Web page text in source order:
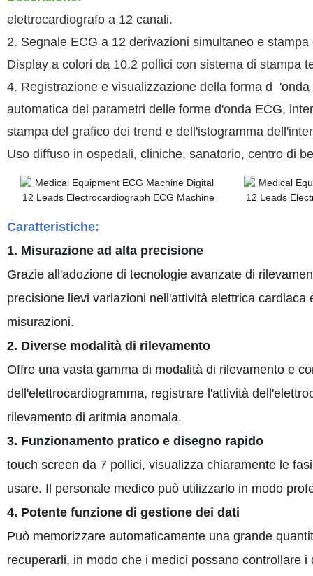
elettrocardiografo a 12 canali.
2. Segnale ECG a 12 derivazioni simultaneo e
Display a colori da 10.2 pollici con sistema di stampa
4. Registrazione e visualizzazione della forma d
automatica dei parametri delle forme d'onda ECG,
stampa del grafico dei trend e dell'istogramma
Uso diffuso in ospedali, cliniche, sanatorio, centro di
Caratteristiche:
1. Misurazione ad alta precisione
Grazie all'adozione di tecnologie avanzate di
precisione lievi variazioni nell'attività elettrica
misurazioni.
2. Diverse modalità di rilevamento
Offre una vasta gamma di modalità di rilevamento e
dell'elettrocardiogramma, registrare l'attività
rilevamento di aritmia anomala.
3. Funzionamento pratico e disegno rapido
touch screen da 7 pollici, visualizza chiaramente le
usare. Il personale medico può utilizzarlo in modo
4. Potente funzione di gestione dei dati
Può memorizzare automaticamente una grande
recuperarli, in modo che i medici possano controllare